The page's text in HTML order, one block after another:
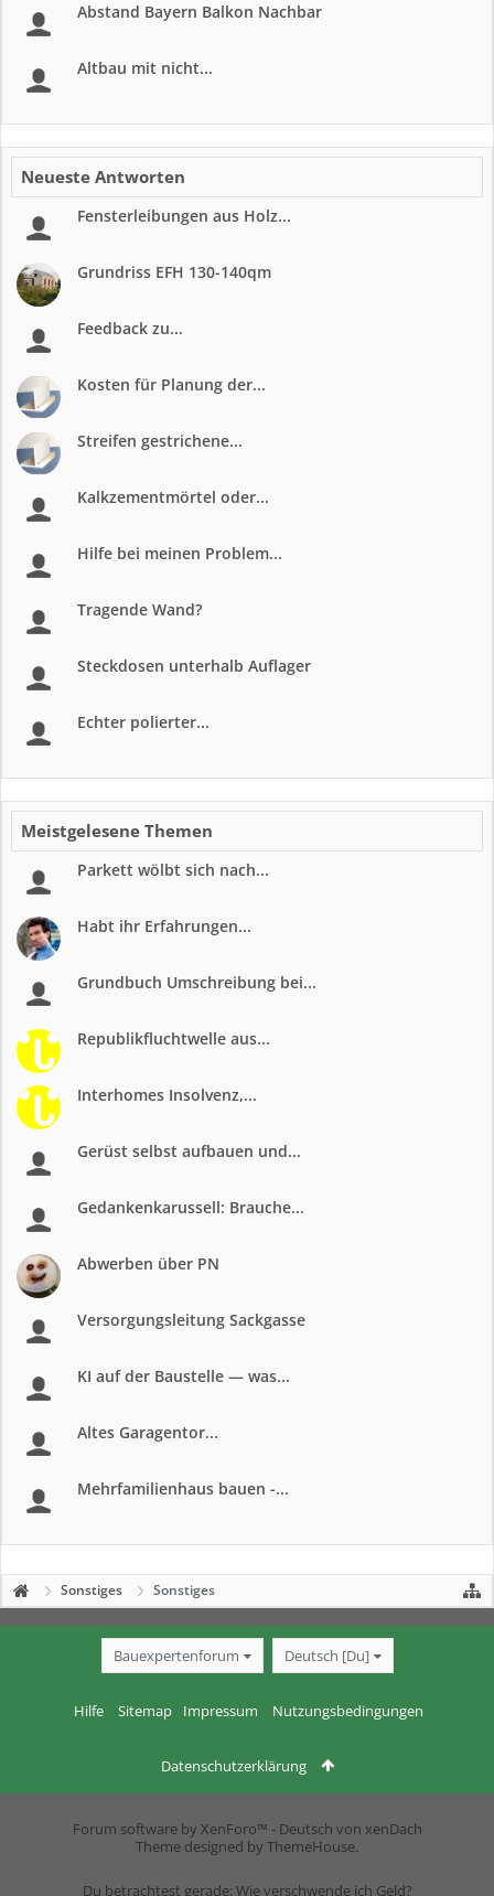
Abstand Bayern Balkon Nachbar
Altbau mit nicht...
Neueste Antworten
Fensterleibungen aus Holz...
Grundriss EFH 130-140qm
Feedback zu...
Kosten für Planung der...
Streifen gestrichene...
Kalkzementmörtel oder...
Hilfe bei meinen Problem...
Tragende Wand?
Steckdosen unterhalb Auflager
Echter polierter...
Meistgelesene Themen
Parkett wölbt sich nach...
Habt ihr Erfahrungen...
Grundbuch Umschreibung bei...
Republikfluchtwelle aus...
Interhomes Insolvenz,...
Gerüst selbst aufbauen und...
Gedankenkarussell: Brauche...
Abwerben über PN
Versorgungsleitung Sackgasse
KI auf der Baustelle — was...
Altes Garagentor...
Mehrfamilienhaus bauen -...
Sonstiges Sonstiges
Bauexpertenforum Deutsch [Du]
Hilfe Sitemap Impressum Nutzungsbedingungen
Datenschutzerklärung
Forum software by XenForo™ - Deutsch von xenDach
Theme designed by ThemeHouse.
Du betrachtest gerade: Wie verschwende ich Geld?